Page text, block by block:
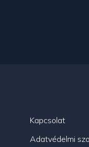
Kapcsolat
Adatvédelmi